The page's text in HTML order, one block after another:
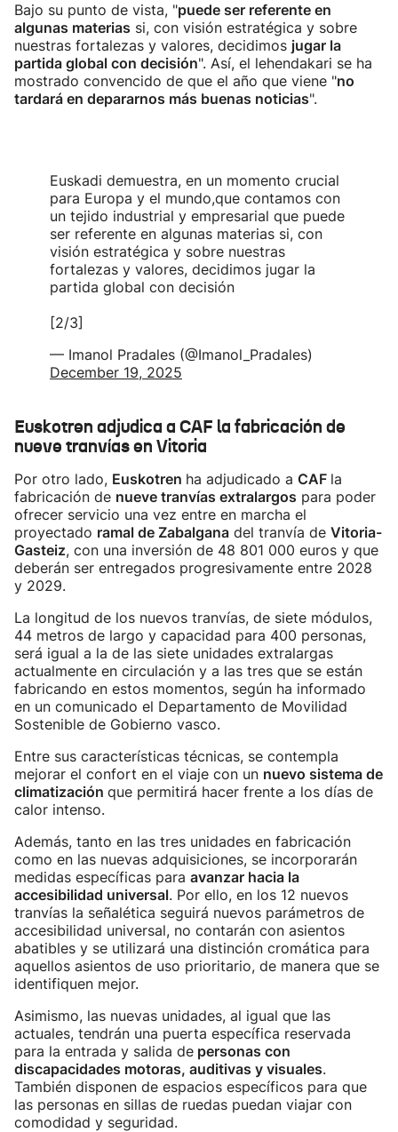
Bajo su punto de vista, "puede ser referente en
algunas materias si, con visión estratégica y sobre
nuestras fortalezas y valores, decidimos jugar la
partida global con decisión". Así, el lehendakari se ha
mostrado convencido de que el año que viene "no
tardará en depararnos más buenas noticias".
Euskadi demuestra, en un momento crucial
para Europa y el mundo,que contamos con
un tejido industrial y empresarial que puede
ser referente en algunas materias si, con
visión estratégica y sobre nuestras
fortalezas y valores, decidimos jugar la
partida global con decisión
[2/3]
— Imanol Pradales (@Imanol_Pradales)
December 19, 2025
Euskotren adjudica a CAF la fabricación de
nueve tranvías en Vitoria
Por otro lado, Euskotren ha adjudicado a CAF la
fabricación de nueve tranvías extralargos para poder
ofrecer servicio una vez entre en marcha el
proyectado ramal de Zabalgana del tranvía de Vitoria-
Gasteiz, con una inversión de 48 801 000 euros y que
deberán ser entregados progresivamente entre 2028
y 2029.
La longitud de los nuevos tranvías, de siete módulos,
44 metros de largo y capacidad para 400 personas,
será igual a la de las siete unidades extralargas
actualmente en circulación y a las tres que se están
fabricando en estos momentos, según ha informado
en un comunicado el Departamento de Movilidad
Sostenible de Gobierno vasco.
Entre sus características técnicas, se contempla
mejorar el confort en el viaje con un nuevo sistema de
climatización que permitirá hacer frente a los días de
calor intenso.
Además, tanto en las tres unidades en fabricación
como en las nuevas adquisiciones, se incorporarán
medidas específicas para avanzar hacia la
accesibilidad universal. Por ello, en los 12 nuevos
tranvías la señalética seguirá nuevos parámetros de
accesibilidad universal, no contarán con asientos
abatibles y se utilizará una distinción cromática para
aquellos asientos de uso prioritario, de manera que se
identifiquen mejor.
Asimismo, las nuevas unidades, al igual que las
actuales, tendrán una puerta específica reservada
para la entrada y salida de personas con
discapacidades motoras, auditivas y visuales.
También disponen de espacios específicos para que
las personas en sillas de ruedas puedan viajar con
comodidad y seguridad.